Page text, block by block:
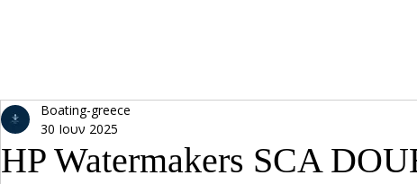
HP Watermakers SCA
Boating-greece
30 Ιουν 2025